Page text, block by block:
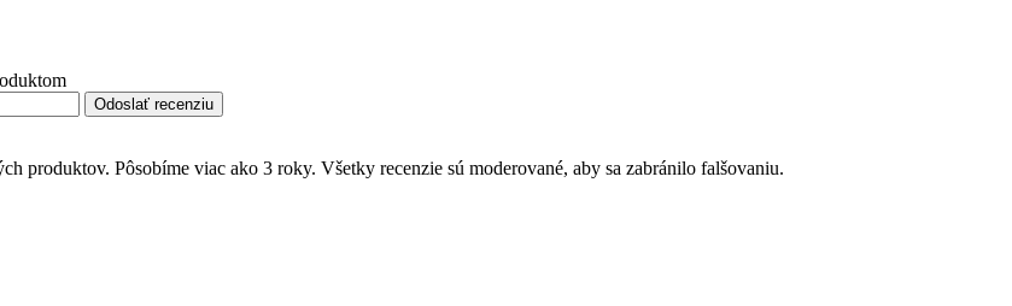
Odoslať recenziu
produktov. Pôsobíme viac ako 3 roky. Všetky recenzie sú moderované, aby sa zabránilo falšovaniu.